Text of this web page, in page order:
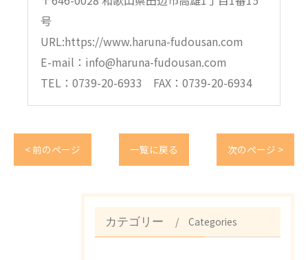
号
URL:https://www.haruna-fudousan.com
E-mail：info@haruna-fudousan.com
TEL：0739-20-6933 FAX：0739-20-6934
< 前のページ 一覧に戻る 次のページ >
カテゴリー Categories